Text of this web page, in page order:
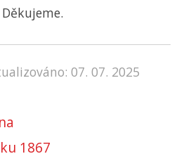
07. 07. 2025
1867